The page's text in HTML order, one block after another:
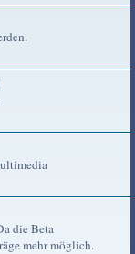
die Beta
mehr möglich.